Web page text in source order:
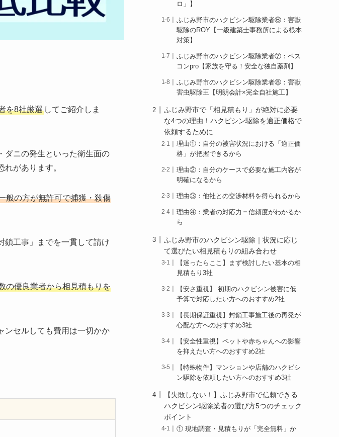
を8社厳選 してご紹介しま
ダニの発生といった衛生面の
があります。
般の方が無許可で捕獲・殺傷
鎖工事」までを一貫して請け
の優良業者から相見積もりを
ンセルしても費用は一切かか
ロ」】
ふじみ野市のハクビシン駆除業者⑥：害獣
駆除のROY【一級建築士事務所による根本
対策】
ふじみ野市のハクビシン駆除業者⑦：ペス
コンpro【家族を守る！安全な独自薬剤】
ふじみ野市のハクビシン駆除業者⑧：害獣
害虫駆除王【明朗会計×完全自社施工】
ふじみ野市で「相見積もり」が絶対に必要
な4つの理由！ハクビシン駆除を適正価格で
依頼するために
理由①：自分の被害状況における「適正価
格」が把握できるから
理由②：自分のケースで必要な施工内容が
明確になるから
理由③：他社との交渉材料を得られるから
理由④：業者の対応力＝信頼度がわかるか
ら
ふじみ野市のハクビシン駆除｜状況に応じ
て選びたい相見積もりの組み合わせ
【迷ったらここ】まず検討したい基本の相
見積もり3社
【安さ重視】 初期のハクビシン被害に低
予算で対応したい方へのおすすめ2社
【長期保証重視】封鎖工事施工後の再発が
心配な方へのおすすめ3社
【安全性重視】ペットや赤ちゃんへの影響
を抑えたい方へのおすすめ2社
【特殊物件】マンションや店舗のハクビシ
ン駆除を依頼したい方へのおすすめ3社
【失敗しない！】ふじみ野市で信頼できる
ハクビシン駆除業者の選び方5つのチェック
ポイント
① 現地調査・見積もりが「完全無料」か